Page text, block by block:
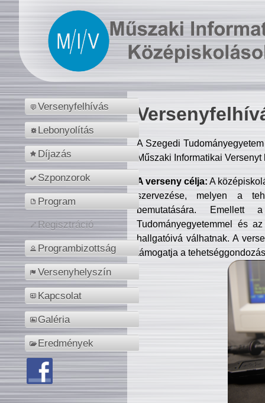
Versenyfelhívás
Lebonyolítás
Díjazás
Szponzorok
Program
Regisztráció
Programbizottság
Versenyhelyszín
Kapcsolat
Galéria
Eredmények
A Szegedi
Műszaki Informatikai
A verseny célja: A
szervezése, melyen a
bemutatására. Emellett
Tudományegyetemmel és
hallgatóivá válhatnak. A
támogatja a